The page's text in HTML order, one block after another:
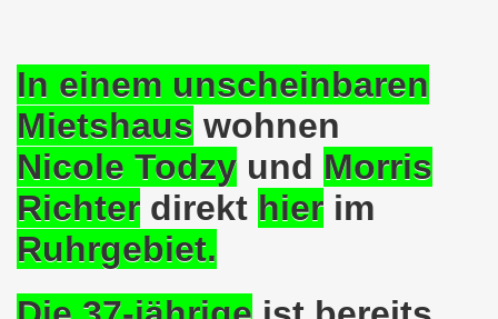
In einem unscheinbaren
Mietshaus wohnen
Nicole Todzy und Morris
Richter direkt hier im
Ruhrgebiet.
und die einzigartige Show-Einlage von dir aus dem
Bewegung am 08.06.2020 im Zeichen der Solidarität
am 25.05.2020: Jetzt erst RECHT die
am 25.05.2020 - Corona-Gerecht und
- Berichte aus erster Hand am 11.05.2020
Krisenlasten auf Arbeiter, auf Erwerbslose, auf